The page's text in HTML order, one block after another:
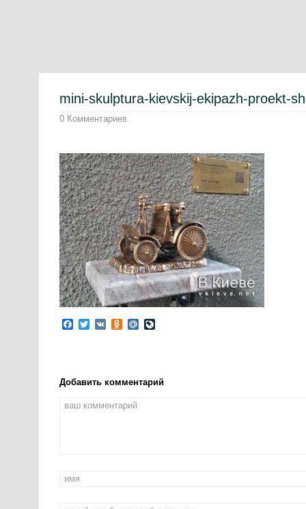
mini-skulptura-kievskij-ekipazh-proekt-
0 Комментариев
Facebook
Twitter
VK Odnoklassniki
Mail.Ru
Добавить комментарий